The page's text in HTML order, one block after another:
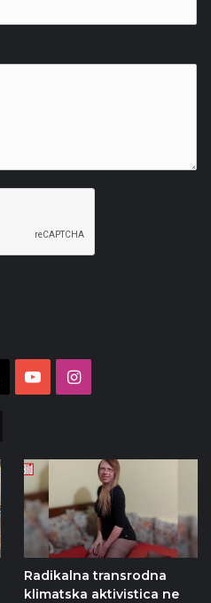
YouTubeInstagram
Radikalna transrodna
klimatska aktivistica ne